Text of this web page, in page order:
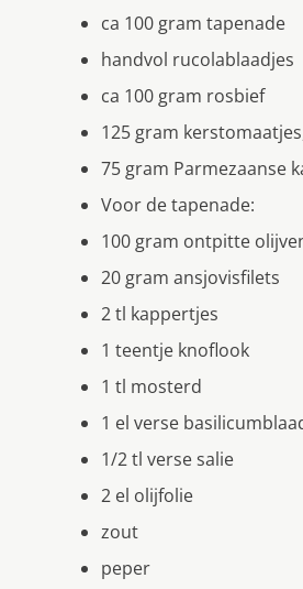
ca 100 gram tapenade
handvol rucolablaadjes
ca 100 gram rosbief
125 gram
75 gram Parmezaanse
Voor de tapenade:
100 gram ontpitte
20 gram ansjovisfilets
2 tl kappertjes
1 teentje knoflook
1 tl mosterd
1 el verse
1/2 tl verse salie
2 el olijfolie
zout
peper